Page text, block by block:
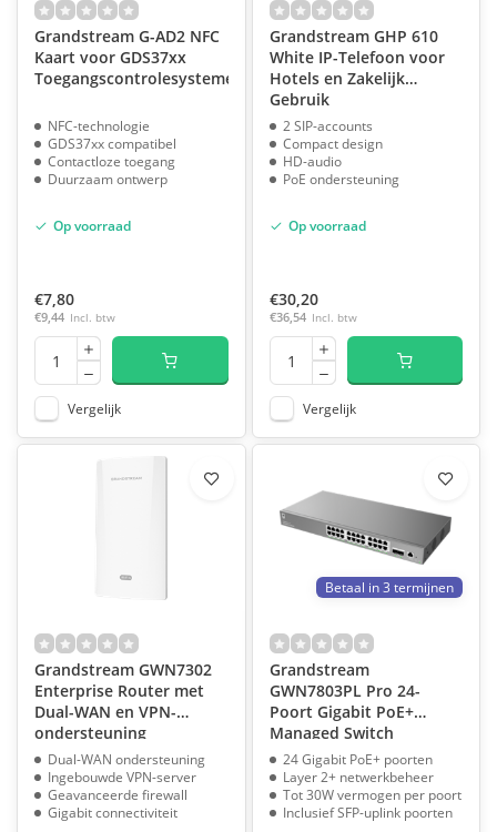
Grandstream G-AD2 NFC
Kaart voor GDS37xx
Toegangscontrolesystemen
NFC-technologie
GDS37xx compatibel
Contactloze toegang
Duurzaam ontwerp
Op voorraad
€7,80
€9,44 Incl. btw
Vergelijk
Grandstream GHP 610
White IP-Telefoon voor
Hotels en Zakelijk
Gebruik
2 SIP-accounts
Compact design
HD-audio
PoE ondersteuning
Op voorraad
€30,20
€36,54 Incl. btw
Vergelijk
Grandstream GWN7302
Enterprise Router met
Dual-WAN en VPN-
ondersteuning
Dual-WAN ondersteuning
Ingebouwde VPN-server
Geavanceerde firewall
Gigabit connectiviteit
Betaal in 3 termijnen
Grandstream
GWN7803PL Pro 24-
Poort Gigabit PoE+
Managed Switch
24 Gigabit PoE+ poorten
Layer 2+ netwerkbeheer
Tot 30W vermogen per poort
Inclusief SFP-uplink poorten